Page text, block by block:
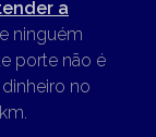
a
ninguém
porte não é
no